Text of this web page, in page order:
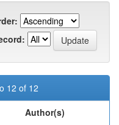
12 of 12
Author(s)